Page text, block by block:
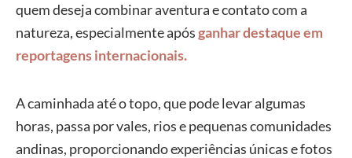
quem deseja combinar aventura e contato com a
natureza, especialmente apósganhar destaque em
reportagens internacionais.
A caminhada até o topo, que pode levar algumas
horas, passa por vales, rios e pequenas comunidades
andinas, proporcionando experiências únicas e fotos